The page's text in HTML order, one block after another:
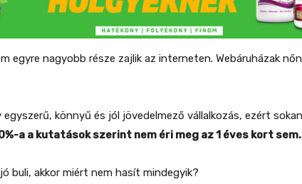
egyre nagyobb része zajlik az interneten. Webáruházak
könnyű és jól jövedelmező vállalkozás, ezért
a a kutatások szerint nem éri meg az 1 éves kort sem.
buli, akkor miért nem hasít mindegyik?